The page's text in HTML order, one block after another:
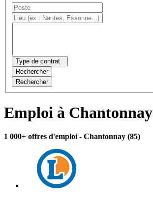
Type de contrat
Rechercher
Rechercher
Emploi à Chantonnay
1 000+ offres d'emploi - Chantonnay (85)